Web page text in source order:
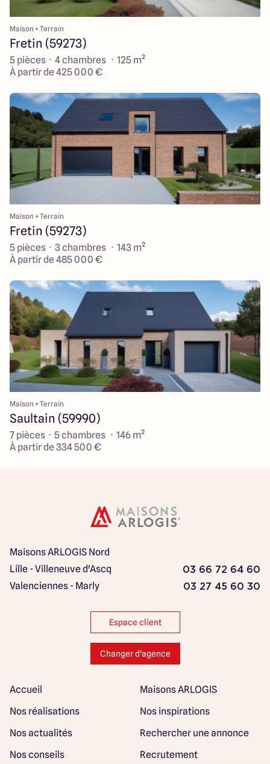
Maison + Terrain
Fretin (59273)
5 pièces · 4 chambres · 125 m²
À partir de 425 000 €
Maison + Terrain
Fretin (59273)
5 pièces · 3 chambres · 143 m²
À partir de 485 000 €
Maison + Terrain
Saultain (59990)
7 pièces · 5 chambres · 146 m²
À partir de 334 500 €
Maisons ARLOGIS Nord
Lille - Villeneuve d'Ascq
03 66 72 64 60
Valenciennes - Marly 03 27 45 60 30
Espace client
Changer d'agence
Accueil
Maisons ARLOGIS
Nos réalisations
Nos inspirations
Nos actualités
Rechercher une annonce
Nos conseils
Recrutement